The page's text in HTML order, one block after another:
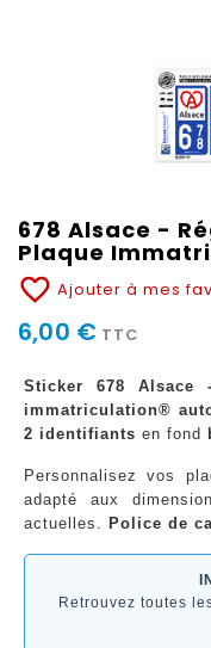
678 Alsace -
Plaque
favorite_border Ajouter à mes
6,00 € TTC
Sticker 678
immatriculation®
2 identifiants en fond
Personnalisez vos
adapté aux
actuelles. Police de
Retrouvez toutes